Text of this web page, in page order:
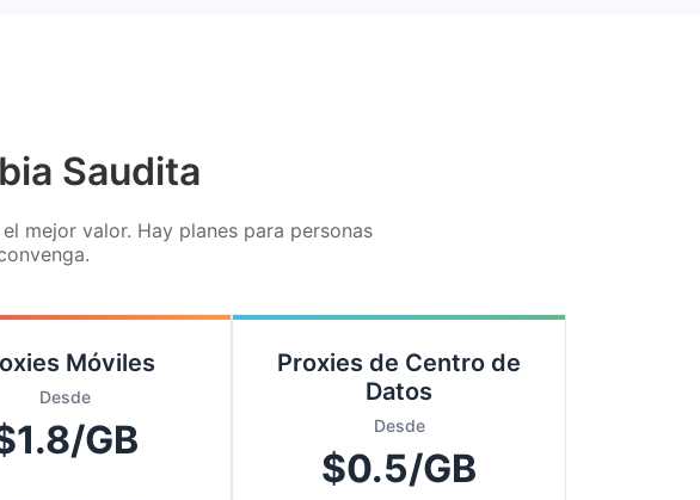
Saudita
mejor valor. Hay planes para personas
Móviles
Desde
GB
Proxies de Centro de
Datos
Desde
$0.5/GB